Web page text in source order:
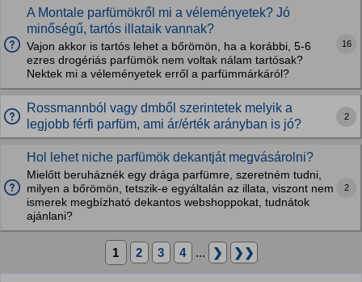
A Montale parfümökről mi a véleményetek? Jó
minőségű, tartós illataik vannak?
Vajon akkor is tartós lehet a bőrömön, ha a korábbi, 5-6
ezres drogériás parfümök nem voltak nálam tartósak?
Nektek mi a véleményetek erről a parfümmárkáról?
16
Rossmannból vagy dmből szerintetek melyik a
legjobb férfi parfüm, ami ár/érték arányban is jó?
2
Hol lehet niche parfümök dekantját megvásárolni?
Mielőtt beruháznék egy drága parfümre, szeretném tudni,
milyen a bőrömön, tetszik-e egyáltalán az illata, viszont nem
ismerek megbízható dekantos webshoppokat, tudnátok
ajánlani?
2
1 2 3 4 ... ❯ ❯❯